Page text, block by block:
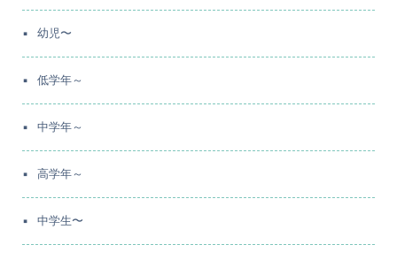
幼児〜
低学年～
中学年～
高学年～
中学生〜